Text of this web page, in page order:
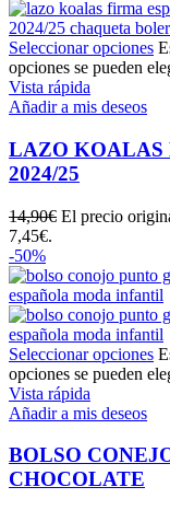
Seleccionar opciones
opciones se pueden
Vista rápida
Añadir a mis deseos
LAZO KOALAS
2024/25
14,90€ El precio
7,45€.
-50%
Seleccionar opciones
opciones se pueden
Vista rápida
Añadir a mis deseos
BOLSO
CHOCOLATE